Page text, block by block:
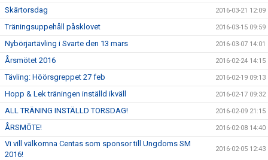
Skärtorsdag 2016-03-21 12:09
Träningsuppehåll påsklovet 2016-03-15 09:59
Nybörjartävling i Svarte den 13 mars 2016-03-07 14:01
Årsmötet 2016 2016-02-24 14:15
Tävling: Höörsgreppet 27 feb 2016-02-19 09:13
Hopp & Lek träningen inställd ikväll 2016-02-17 09:32
ALL TRÄNING INSTÄLLD TORSDAG! 2016-02-09 21:15
ÅRSMÖTE! 2016-02-08 14:40
Vi vill välkomna Centas som sponsor till Ungdoms SM
2016!
2016-02-05 12:43